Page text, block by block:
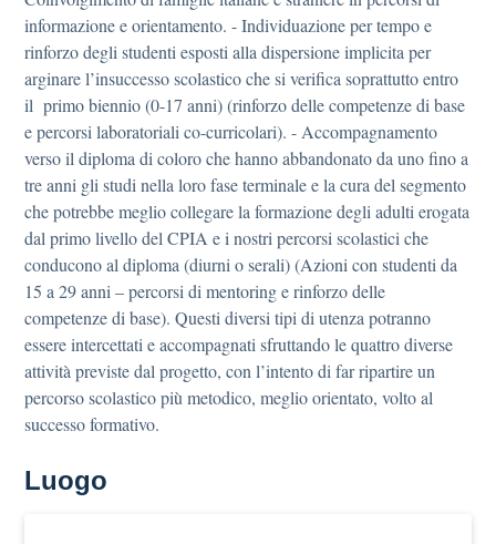
informazione e orientamento. - Individuazione per tempo e
rinforzo degli studenti esposti alla dispersione implicita per
arginare l’insuccesso scolastico che si verifica soprattutto entro
il primo biennio (0-17 anni) (rinforzo delle competenze di base
e percorsi laboratoriali co-curricolari). - Accompagnamento
verso il diploma di coloro che hanno abbandonato da uno fino a
tre anni gli studi nella loro fase terminale e la cura del segmento
che potrebbe meglio collegare la formazione degli adulti erogata
dal primo livello del CPIA e i nostri percorsi scolastici che
conducono al diploma (diurni o serali) (Azioni con studenti da
15 a 29 anni – percorsi di mentoring e rinforzo delle
competenze di base). Questi diversi tipi di utenza potranno
essere intercettati e accompagnati sfruttando le quattro diverse
attività previste dal progetto, con l’intento di far ripartire un
percorso scolastico più metodico, meglio orientato, volto al
successo formativo.
Luogo